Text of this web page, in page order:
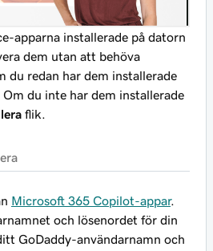
apparna installerade på datorn
dem utan att behöva
du redan har dem installerade
du inte har dem installerade
flik.
Microsoft 365 Copilot-appar.
och lösenordet för din
GoDaddy-användarnamn och